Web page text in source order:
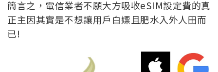
簡言之，電信業者不願大方吸收eSIM設定費的真
正主因其實是不想讓用戶白嫖且肥水入外人田而
已!